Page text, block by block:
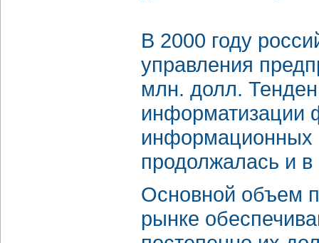
В 2000 году
управления
млн. долл.
информатизации
информационных
продолжалась и в
Основной объем
рынке